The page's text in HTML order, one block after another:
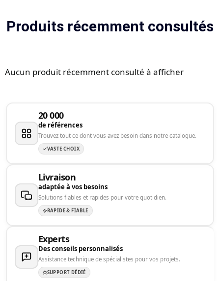
Produits récemment consultés
Aucun produit récemment consulté à afficher
20 000
de références
Trouvez tout ce dont vous avez besoin dans notre catalogue.
VASTE CHOIX
Livraison
adaptée à vos besoins
Solutions fiables et rapides pour votre quotidien.
RAPIDE & FIABLE
Experts
Des conseils personnalisés
Assistance technique de spécialistes pour vos projets.
SUPPORT DÉDIÉ